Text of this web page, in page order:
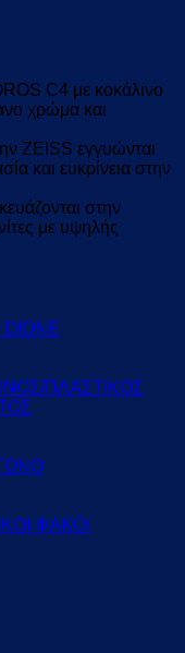
C4 με κοκάλινο
χρώμα και
ZEISS εγγυώνται
και ευκρίνεια στην
στην
με υψηλής
ΠΛΑΣΤΙΚΟΣ
ΦΑΚΟΙ